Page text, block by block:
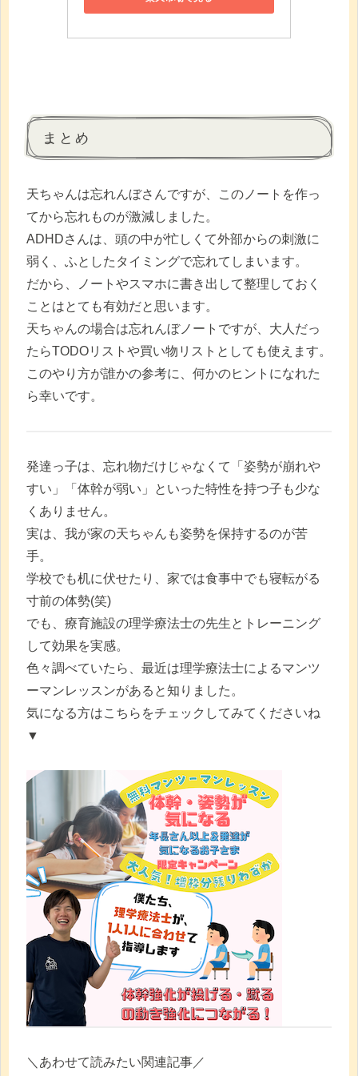
まとめ
天ちゃんは忘れんぼさんですが、このノートを作っ
てから忘れものが激減しました。
ADHDさんは、頭の中が忙しくて外部からの刺激に
弱く、ふとしたタイミングで忘れてしまいます。
だから、ノートやスマホに書き出して整理しておく
ことはとても有効だと思います。
天ちゃんの場合は忘れんぼノートですが、大人だっ
たらTODOリストや買い物リストとしても使えます。
このやり方が誰かの参考に、何かのヒントになれた
ら幸いです。
発達っ子は、忘れ物だけじゃなくて「姿勢が崩れや
すい」「体幹が弱い」といった特性を持つ子も少な
くありません。
実は、我が家の天ちゃんも姿勢を保持するのが苦
手。
学校でも机に伏せたり、家では食事中でも寝転がる
寸前の体勢(笑)
でも、療育施設の理学療法士の先生とトレーニング
して効果を実感。
色々調べていたら、最近は理学療法士によるマンツ
ーマンレッスンがあると知りました。
気になる方はこちらをチェックしてみてくださいね
▼
＼あわせて読みたい関連記事／